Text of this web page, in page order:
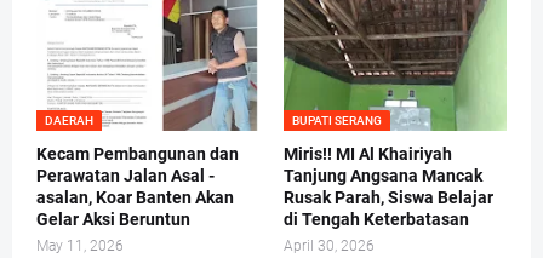
DAERAH
Kecam Pembangunan dan
Perawatan Jalan Asal -
asalan, Koar Banten Akan
Gelar Aksi Beruntun
May 11, 2026
BUPATI SERANG
Miris!! MI Al Khairiyah
Tanjung Angsana Mancak
Rusak Parah, Siswa Belajar
di Tengah Keterbatasan
April 30, 2026